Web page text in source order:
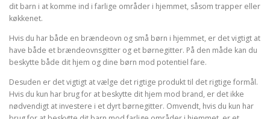
dit barn i at komme ind i farlige områder i hjemmet, såsom trapper eller
køkkenet.
Hvis du har både en brændeovn og små børn i hjemmet, er det vigtigt at
have både et brændeovnsgitter og et børnegitter. På den måde kan du
beskytte både dit hjem og dine børn mod potentiel fare.
Desuden er det vigtigt at vælge det rigtige produkt til det rigtige formål.
Hvis du kun har brug for at beskytte dit hjem mod brand, er det ikke
nødvendigt at investere i et dyrt børnegitter. Omvendt, hvis du kun har